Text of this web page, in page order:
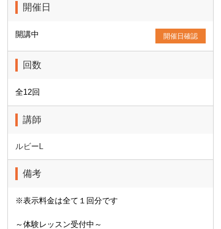
開催日
開講中 開催日確認
回数
全12回
講師
ルビーL
備考
※表示料金は全て１回分です
～体験レッスン受付中～